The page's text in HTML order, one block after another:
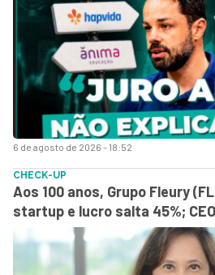
6 de agosto de 2026 - 18:52
CHECK-UP
Aos 100 anos, Grupo Fleury
startup e lucro salta 45%;